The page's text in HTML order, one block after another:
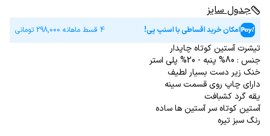
جدول سایز
امکان خرید اقساطی با اسنپ پی! 4 قسط ماهانه 298,000 تومانی
تیشرت آستین کوتاه چاپدار
جنس : 80% پنبه - 20% پلی استر
خنک زیر دست بسیار لطیف
دارای چاپ روی قسمت سینه
یقه گرد کشبافت
آستین کوتاه سر آستین ها ساده
رنگ سبز تیره